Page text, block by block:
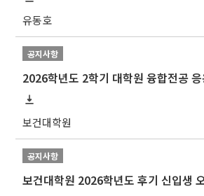
유동호
공지사항
보건대학원
공지사항
보건대학원 2026학년도 후기 신입생